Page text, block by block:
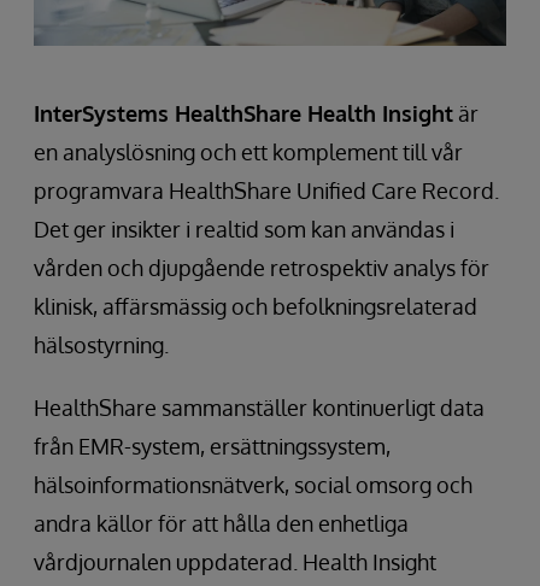
InterSystems HealthShare Health Insight är
en analyslösning och ett komplement till vår
programvara HealthShare Unified Care Record.
Det ger insikter i realtid som kan användas i
vården och djupgående retrospektiv analys för
klinisk, affärsmässig och befolkningsrelaterad
hälsostyrning.
HealthShare sammanställer kontinuerligt data
från EMR-system, ersättningssystem,
hälsoinformationsnätverk, social omsorg och
andra källor för att hålla den enhetliga
vårdjournalen uppdaterad. Health Insight